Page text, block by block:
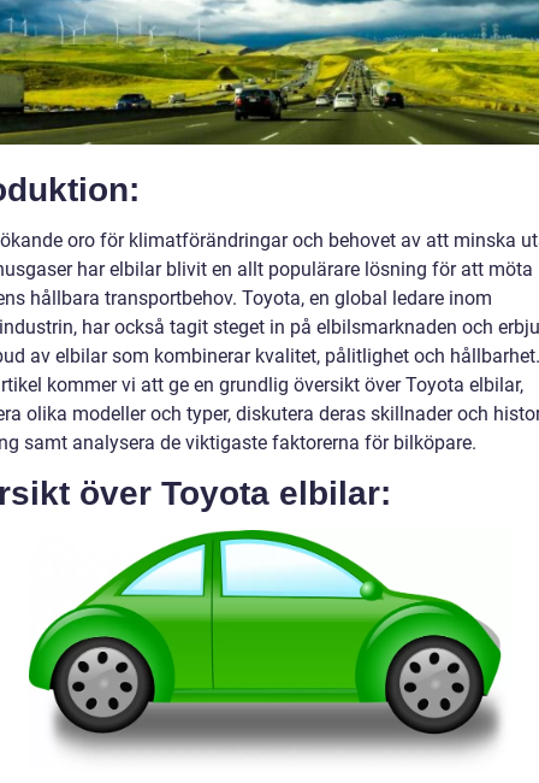
oro för klimatförändringar och behovet av att minska
har elbilar blivit en allt populärare lösning för att möta
hållbara transportbehov. Toyota, en global ledare inom
har också tagit steget in på elbilsmarknaden och
av elbilar som kombinerar kvalitet, pålitlighet och
kommer vi att ge en grundlig översikt över Toyota elbilar,
olika modeller och typer, diskutera deras skillnader och
samt analysera de viktigaste faktorerna för bilköpare.
över Toyota elbilar: